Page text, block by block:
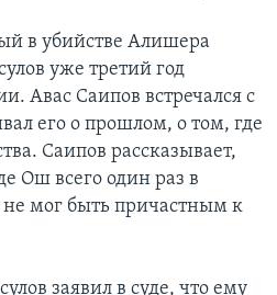
в убийстве Алишера
уже третий год
Авас Саипов встречался с
его о прошлом, о том, где
Саипов рассказывает,
Ош всего один раз в
мог быть причастным к
заявил в суде, что ему